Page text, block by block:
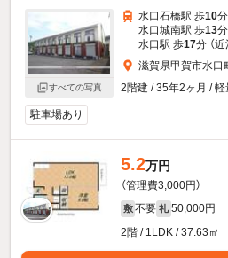
すべての写真
水口石橋駅 歩10
水口城南駅 歩13
水口駅 歩17分 （
滋賀県甲賀市水口
2階建 / 35年2ヶ月 / 軽
駐車場あり
5.2万円
（管理費3,000円）
敷 不要 礼 50,000円
2階 / 1LDK / 37.63㎡